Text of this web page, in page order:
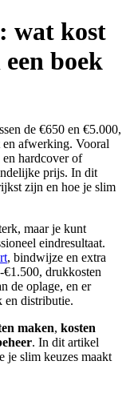
wat kost
boek
de €650 en €5.000,
afwerking. Vooral
hardcover of
prijs. In dit
zijn en hoe je slim
maar je kunt
eindresultaat.
, bindwijze en extra
€1.500, drukkosten
de oplage, en er
distributie.
maken, kosten
. In dit artikel
je slim keuzes maakt